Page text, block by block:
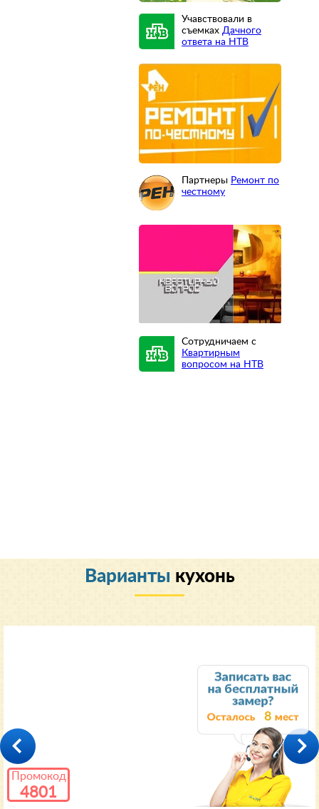
8
Промокод
4801
Учавствовали в
съемках Дачного
ответа на НТВ
Партнеры Ремонт по
честному
Сотрудничаем с
Квартирным
вопросом на НТВ
Варианты кухонь
от 11600 руб.